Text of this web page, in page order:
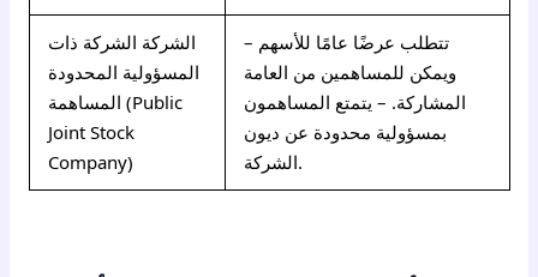
الشركة الشركة ذات
المسؤولية المحدودة
المساهمة (Public
Joint Stock
Company)
– تتطلب عرضًا عامًا للأسهم
ويمكن للمساهمين من العامة
المشاركة. – يتمتع المساهمون
بمسؤولية محدودة عن ديون
الشركة.